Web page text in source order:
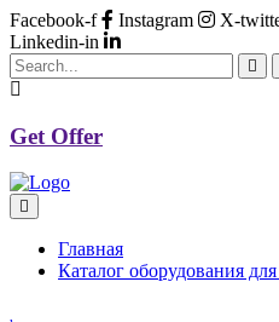
Facebook-f Instagram X-
Linkedin-in
Get Offer
Главная
Каталог оборудования